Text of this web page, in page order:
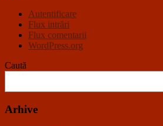
Autentificare
Flux intrări
Flux comentarii
WordPress.org
Caută
Arhive